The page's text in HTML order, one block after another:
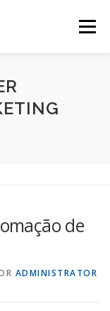
Menu
de
ADMINISTRATOR